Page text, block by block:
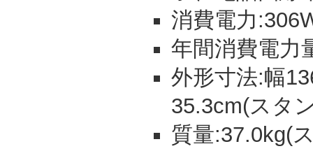
消費電力
年間消費電力
外形寸法:幅
35.3cm(スタ
質量:37.0kg(